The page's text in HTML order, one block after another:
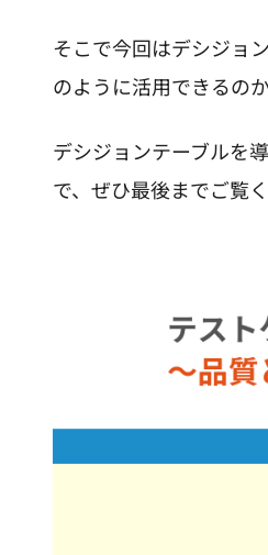
そこで今回はデシジョ
のように活用できるの
デシジョンテーブルを
で、ぜひ最後までご覧く